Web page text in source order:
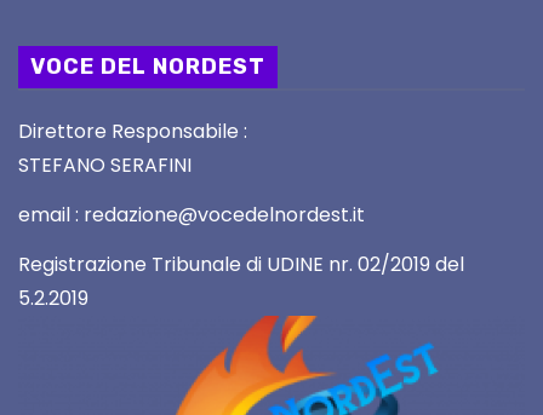
VOCE DEL NORDEST
Direttore Responsabile :
STEFANO SERAFINI
email : redazione@vocedelnordest.it
Registrazione Tribunale di UDINE nr. 02/2019 del
5.2.2019